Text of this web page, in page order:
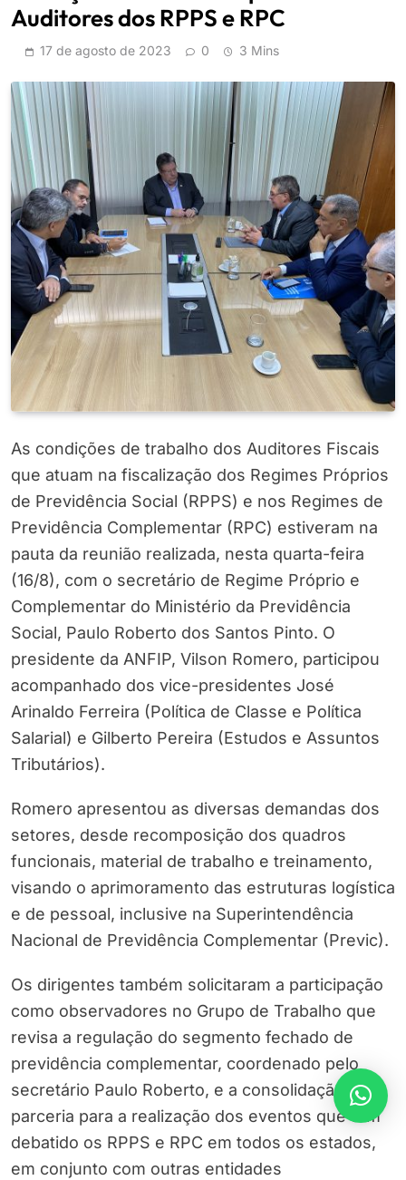
Auditores dos RPPS e RPC
17 de agosto de 2023 0 3 Mins
As condições de trabalho dos Auditores Fiscais
que atuam na fiscalização dos Regimes Próprios
de Previdência Social (RPPS) e nos Regimes de
Previdência Complementar (RPC) estiveram na
pauta da reunião realizada, nesta quarta-feira
(16/8), com o secretário de Regime Próprio e
Complementar do Ministério da Previdência
Social, Paulo Roberto dos Santos Pinto. O
presidente da ANFIP, Vilson Romero, participou
acompanhado dos vice-presidentes José
Arinaldo Ferreira (Política de Classe e Política
Salarial) e Gilberto Pereira (Estudos e Assuntos
Tributários).
Romero apresentou as diversas demandas dos
setores, desde recomposição dos quadros
funcionais, material de trabalho e treinamento,
visando o aprimoramento das estruturas logística
e de pessoal, inclusive na Superintendência
Nacional de Previdência Complementar (Previc).
Os dirigentes também solicitaram a participação
como observadores no Grupo de Trabalho que
revisa a regulação do segmento fechado de
previdência complementar, coordenado pelo
secretário Paulo Roberto, e a consolidação da
parceria para a realização dos eventos que têm
debatido os RPPS e RPC em todos os estados,
em conjunto com outras entidades